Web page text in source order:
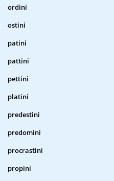
ordini
ostini
patini
pattini
pettini
platini
predestini
predomini
procrastini
propini